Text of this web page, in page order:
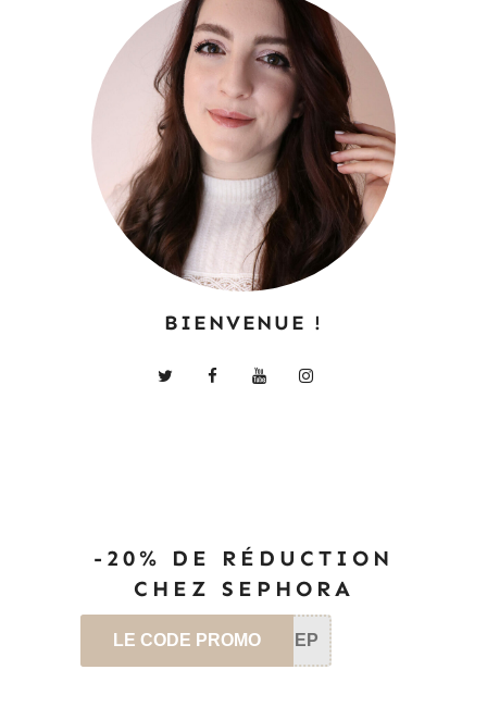
BIENVENUE !
-20% DE RÉDUCTION
CHEZ SEPHORA
LE CODE PROMO SEP